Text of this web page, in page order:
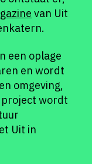
van Uit
een oplage
en wordt
omgeving,
project wordt
Uit in